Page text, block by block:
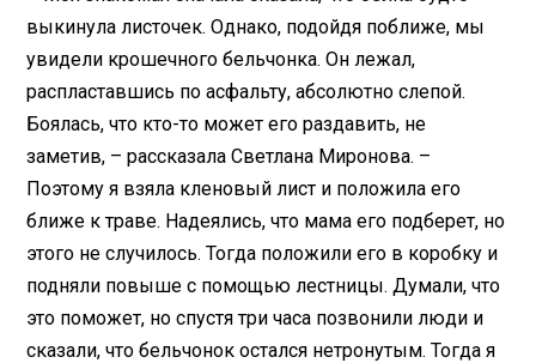
выкинула листочек. Однако, подойдя поближе, мы
увидели крошечного бельчонка. Он лежал,
распластавшись по асфальту, абсолютно слепой.
Боялась, что кто-то может его раздавить, не
заметив, – рассказала Светлана Миронова. –
Поэтому я взяла кленовый лист и положила его
ближе к траве. Надеялись, что мама его подберет, но
этого не случилось. Тогда положили его в коробку и
подняли повыше с помощью лестницы. Думали, что
это поможет, но спустя три часа позвонили люди и
сказали, что бельчонок остался нетронутым. Тогда я